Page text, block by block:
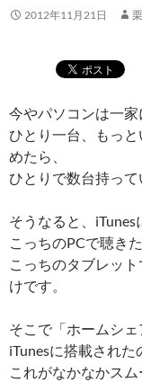
2012年11月21日
今やパソコンは一家
ひとり一台、もっ
めたら、
ひとりで数台持って
そうなると、iTunes
こっちのPCで聴きた
こっちのタブレッ
けです。
そこで「ホームシェ
iTunesに搭載された
これがなかなかス